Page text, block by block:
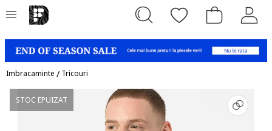
Imbracaminte / Tricouri
STOC EPUIZAT